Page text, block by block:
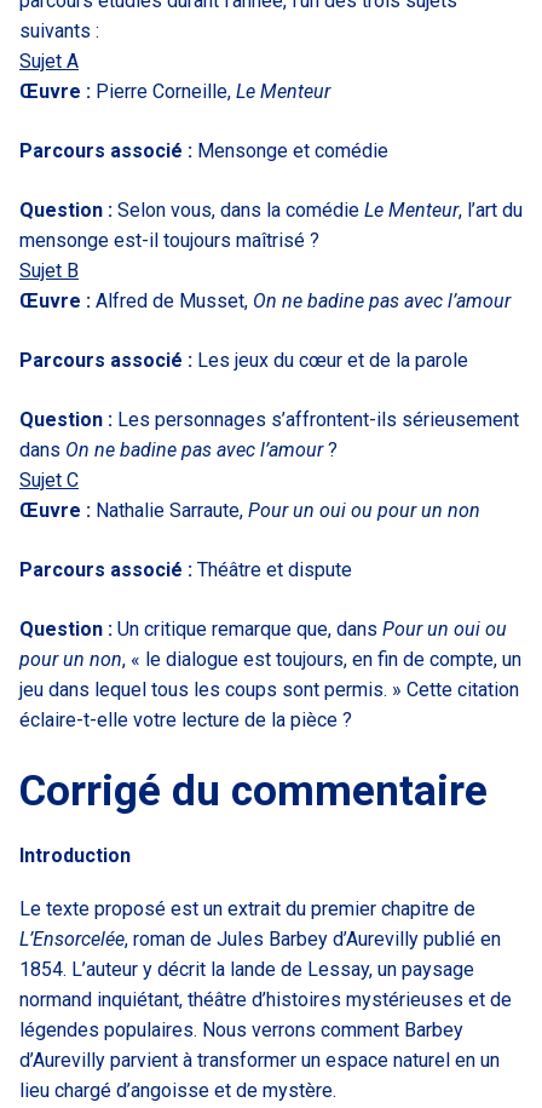
suivants :
Sujet A
Œuvre : Pierre Corneille, Le Menteur
Parcours associé : Mensonge et comédie
Question : Selon vous, dans la comédie Le Menteur, l’art du
mensonge est-il toujours maîtrisé ?
Sujet B
Œuvre : Alfred de Musset, On ne badine pas avec l’amour
Parcours associé : Les jeux du cœur et de la parole
Question : Les personnages s’affrontent-ils sérieusement
dans On ne badine pas avec l’amour?
Sujet C
Œuvre : Nathalie Sarraute, Pour un oui ou pour un non
Parcours associé : Théâtre et dispute
Question : Un critique remarque que, dans Pour un oui ou
pour un non, « le dialogue est toujours, en fin de compte, un
jeu dans lequel tous les coups sont permis. » Cette citation
éclaire-t-elle votre lecture de la pièce ?
Corrigé du commentaire
Introduction
Le texte proposé est un extrait du premier chapitre de
L’Ensorcelée, roman de Jules Barbey d’Aurevilly publié en
1854. L’auteur y décrit la lande de Lessay, un paysage
normand inquiétant, théâtre d’histoires mystérieuses et de
légendes populaires. Nous verrons comment Barbey
d’Aurevilly parvient à transformer un espace naturel en un
lieu chargé d’angoisse et de mystère.